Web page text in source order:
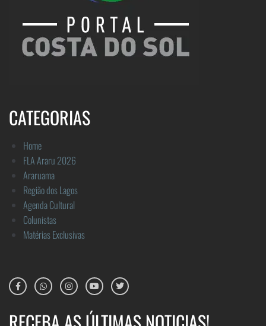
CATEGORIAS
Home
FLA Araru 2026
Araruama
Região dos Lagos
Agenda Cultural
Colunistas
Matérias Exclusivas